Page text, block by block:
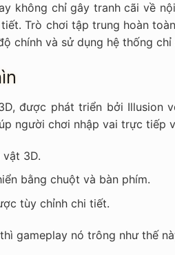
không chỉ gây tranh cãi về
Trò chơi tập trung hoàn
chính và sử dụng hệ thống
được phát triển bởi Illusion
người chơi nhập vai trực tiếp
3D.
bằng chuột và bàn phím.
tùy chỉnh chi tiết.
gameplay nó trông như thế